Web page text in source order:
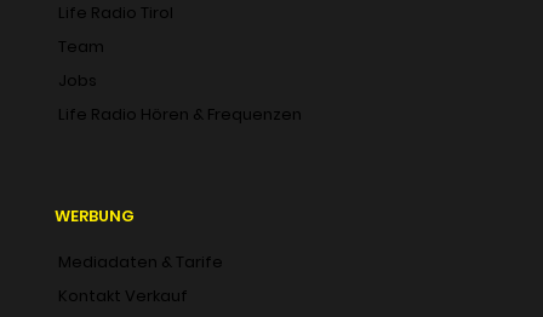
Life Radio Tirol
Team
Jobs
Life Radio Hören & Frequenzen
WERBUNG
Mediadaten & Tarife
Kontakt Verkauf